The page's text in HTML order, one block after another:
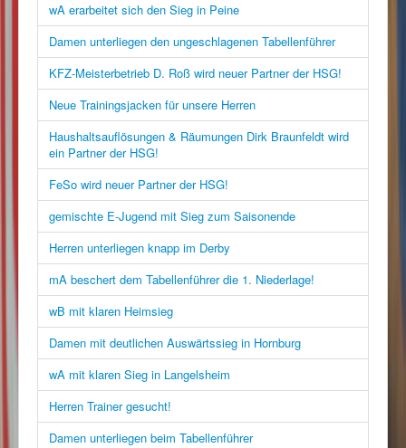
wA erarbeitet sich den Sieg in Peine
Damen unterliegen den ungeschlagenen Tabellenführer
KFZ-Meisterbetrieb D. Roß wird neuer Partner der HSG!
Neue Trainingsjacken für unsere Herren
Haushaltsauflösungen & Räumungen Dirk Braunfeldt wird
ein Partner der HSG!
FeSo wird neuer Partner der HSG!
gemischte E-Jugend mit Sieg zum Saisonende
Herren unterliegen knapp im Derby
mA beschert dem Tabellenführer die 1. Niederlage!
wB mit klaren Heimsieg
Damen mit deutlichen Auswärtssieg in Hornburg
wA mit klaren Sieg in Langelsheim
Herren Trainer gesucht!
Damen unterliegen beim Tabellenführer